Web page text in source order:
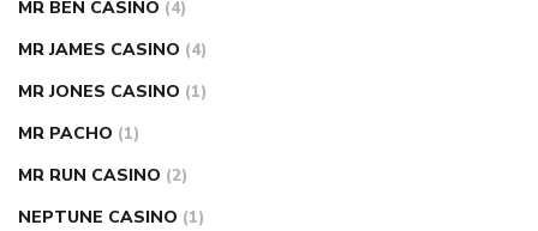
MR BEN CASINO (4)
MR JAMES CASINO (4)
MR JONES CASINO (1)
MR PACHO (1)
MR RUN CASINO (2)
NEPTUNE CASINO (1)